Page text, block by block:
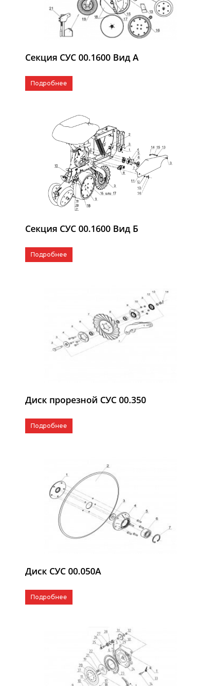
Секция СУС 00.1600 Вид А
Подробнее
Секция СУС 00.1600 Вид Б
Подробнее
Диск прорезной СУС 00.350
Подробнее
Диск СУС 00.050А
Подробнее